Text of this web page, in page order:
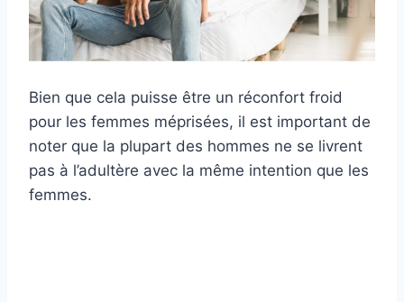
Bien que cela puisse être un réconfort froid
pour les femmes méprisées, il est important de
noter que la plupart des hommes ne se livrent
pas à l’adultère avec la même intention que les
femmes.